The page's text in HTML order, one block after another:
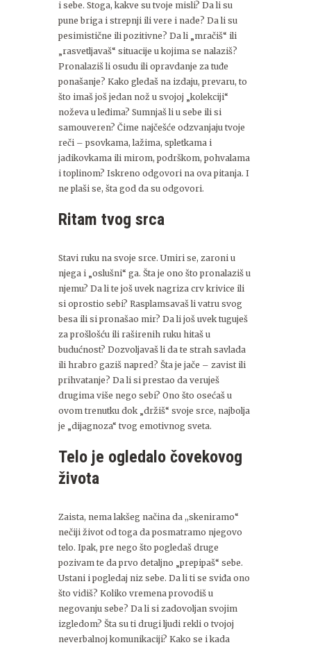
i sebe. Stoga, kakve su tvoje misli? Da li su
pune briga i strepnji ili vere i nade? Da li su
pesimistične ili pozitivne? Da li „mračiš“ ili
„rasvetljavaš“ situacije u kojima se nalaziš?
Pronalaziš li osudu ili opravdanje za tuđe
ponašanje? Kako gledaš na izdaju, prevaru, to
što imaš još jedan nož u svojoj „kolekciji“
noževa u leđima? Sumnjaš li u sebe ili si
samouveren? Čime najčešće odzvanjaju tvoje
reči – psovkama, lažima, spletkama i
jadikovkama ili mirom, podrškom, pohvalama
i toplinom? Iskreno odgovori na ova pitanja. I
ne plaši se, šta god da su odgovori.
Ritam tvog srca
Stavi ruku na svoje srce. Umiri se, zaroni u
njega i „oslušni“ ga. Šta je ono što pronalaziš u
njemu? Da li te još uvek nagriza crv krivice ili
si oprostio sebi? Rasplamsavaš li vatru svog
besa ili si pronašao mir? Da li još uvek tuguješ
za prošlošću ili raširenih ruku hitaš u
budućnost? Dozvoljavaš li da te strah savlada
ili hrabro gaziš napred? Šta je jače – zavist ili
prihvatanje? Da li si prestao da veruješ
drugima više nego sebi? Ono što osećaš u
ovom trenutku dok „držiš“ svoje srce, najbolja
je „dijagnoza“ tvog emotivnog sveta.
Telo je ogledalo čovekovog
života
Zaista, nema lakšeg načina da ,,skeniramo“
nečiji život od toga da posmatramo njegovo
telo. Ipak, pre nego što pogledaš druge
pozivam te da prvo detaljno „prepipaš“ sebe.
Ustani i pogledaj niz sebe. Da li ti se sviđa ono
što vidiš? Koliko vremena provodiš u
negovanju sebe? Da li si zadovoljan svojim
izgledom? Šta su ti drugi ljudi rekli o tvojoj
neverbalnoj komunikaciji? Kako se i kada